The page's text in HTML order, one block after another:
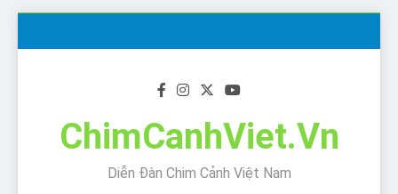
ChimCanhViet.Vn
Diễn Đàn Chim Cảnh Việt Nam